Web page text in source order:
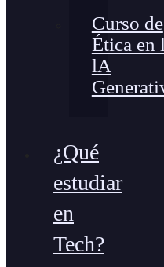
Curso de
Ética en
lA
¿Qué
estudiar
en
Tech?